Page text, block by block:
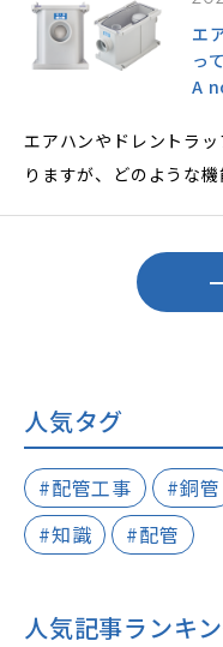
エ
っ
A
エアハンやドレントラ
りますが、どのような
て説明をいたします。
人気タグ
#配管工事 #銅管
#知識
#配管
人気記事ランキ